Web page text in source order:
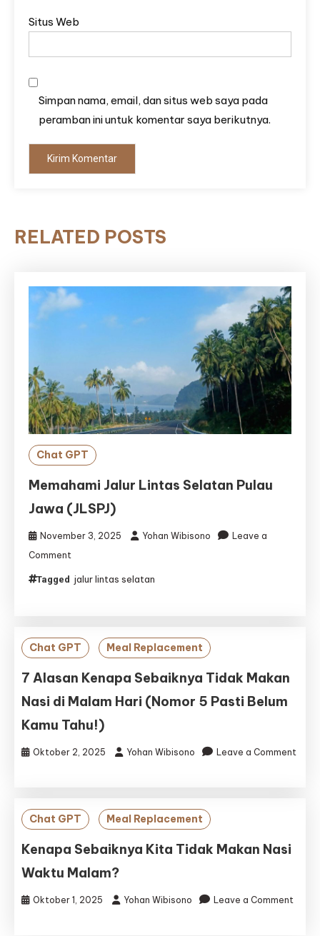
Situs Web
Simpan nama, email, dan situs web saya pada
peramban ini untuk komentar saya berikutnya.
RELATED POSTS
Chat GPT
Memahami Jalur Lintas Selatan Pulau
Jawa (JLSPJ)
November 3, 2025 Yohan Wibisono
Leave a
Comment
Jalur
Jawa
(JLSPJ)
Tagged jalur lintas selatan
Chat GPT Meal Replacement
7 Alasan Kenapa Sebaiknya Tidak Makan
Nasi di Malam Hari (Nomor 5 Pasti Belum
Kamu Tahu!)
Oktober 2, 2025 Yohan Wibisono
Leave a Comment
Kenapa
Sebaiknya
Tidak
Nasi
Malam
Chat GPT Meal Replacement
Kenapa Sebaiknya Kita Tidak Makan Nasi
Waktu Malam?
Oktober 1, 2025 Yohan Wibisono
Leave a Comment